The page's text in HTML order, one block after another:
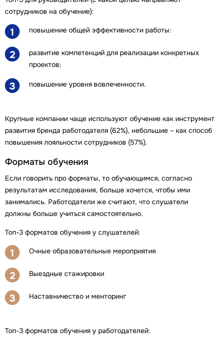
сотрудников на обучение):
1 повышение общей эффективности работы:
2
развитие компетенций для реализации конкретных
проектов;
3 повышение уровня вовлеченности.
Крупные компании чаще используют обучение как инструмент
развития бренда работодателя (62%), небольшие – как способ
повышения лояльности сотрудников (57%).
Форматы обучения
Если говорить про форматы, то обучающимся, согласно
результатам исследования, больше хочется, чтобы ими
занимались. Работодатели же считают, что слушатели
должны больше учиться самостоятельно.
Топ-3 форматов обучения у слушателей:
1 Очные образовательные мероприятия
2 Выездные стажировки
3 Наставничество и менторинг
Топ-3 форматов обучения у работодателей: